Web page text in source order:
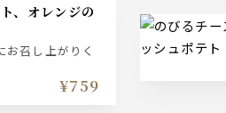
お召し上がりく
¥759